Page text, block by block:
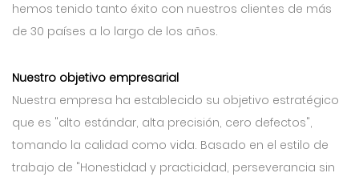
hemos tenido tanto éxito con nuestros clientes de más
de 30 países a lo largo de los años.
Nuestro objetivo empresarial
Nuestra empresa ha establecido su objetivo estratégico
que es "alto estándar, alta precisión, cero defectos",
tomando la calidad como vida. Basado en el estilo de
trabajo de "Honestidad y practicidad, perseverancia sin